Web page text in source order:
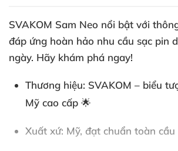
SVAKOM Sam Neo nổi bật với
đáp ứng hoàn hảo nhu cầu sạc pin
ngày. Hãy khám phá ngay!
Thương hiệu: SVAKOM – biểu
Mỹ cao cấp 🌟
Xuất xứ: Mỹ, đạt chuẩn toàn